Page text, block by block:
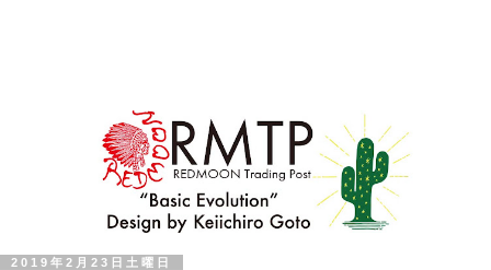
2019年2月23日土曜日